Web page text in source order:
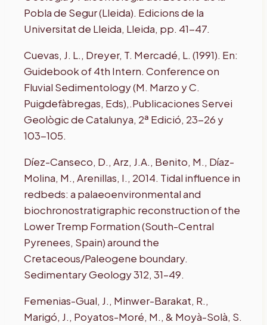
Pobla de Segur (Lleida). Edicions de la
Universitat de Lleida, Lleida, pp. 41-47.
Cuevas, J. L., Dreyer, T. Mercadé, L. (1991). En:
Guidebook of 4th Intern. Conference on
Fluvial Sedimentology (M. Marzo y C.
Puigdefàbregas, Eds),.Publicaciones Servei
Geològic de Catalunya, 2ª Edició, 23-26 y
103-105.
Díez-Canseco, D., Arz, J.A., Benito, M., Díaz-
Molina, M., Arenillas, I., 2014. Tidal influence in
redbeds: a palaeoenvironmental and
biochronostratigraphic reconstruction of the
Lower Tremp Formation (South-Central
Pyrenees, Spain) around the
Cretaceous/Paleogene boundary.
Sedimentary Geology 312, 31–49.
Femenias-Gual, J., Minwer-Barakat, R.,
Marigó, J., Poyatos-Moré, M., & Moyà-Solà, S.